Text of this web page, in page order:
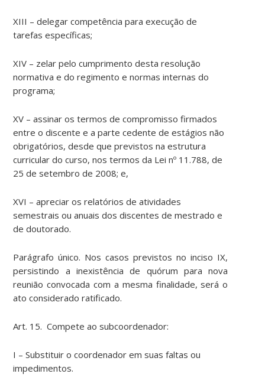
XIII – delegar competência para execução de
tarefas específicas;
XIV – zelar pelo cumprimento desta resolução
normativa e do regimento e normas internas do
programa;
XV – assinar os termos de compromisso firmados
entre o discente e a parte cedente de estágios não
obrigatórios, desde que previstos na estrutura
curricular do curso, nos termos da Lei nº 11.788, de
25 de setembro de 2008; e,
XVI – apreciar os relatórios de atividades
semestrais ou anuais dos discentes de mestrado e
de doutorado.
Parágrafo único. Nos casos previstos no inciso IX,
persistindo a inexistência de quórum para nova
reunião convocada com a mesma finalidade, será o
ato considerado ratificado.
Art. 15. Compete ao subcoordenador:
I – Substituir o coordenador em suas faltas ou
impedimentos.